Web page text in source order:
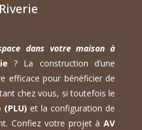
dans votre maison à
? La construction d’une
efficace pour bénéficier de
chez vous, si toutefois le
(PLU) et la configuration de
Confiez votre projet àAV